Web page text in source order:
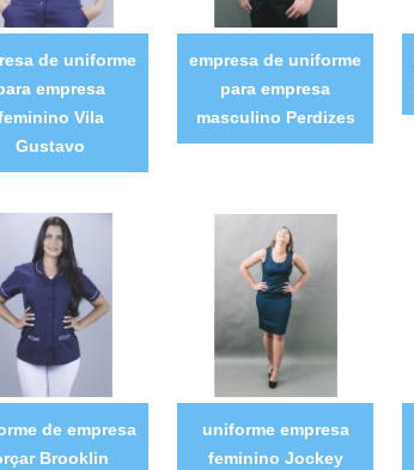
de uniforme
empresa
Vila
Gustavo
empresa de uniforme
para empresa
masculino Perdizes
de empresa
Brooklin
uniforme empresa
feminino Jockey